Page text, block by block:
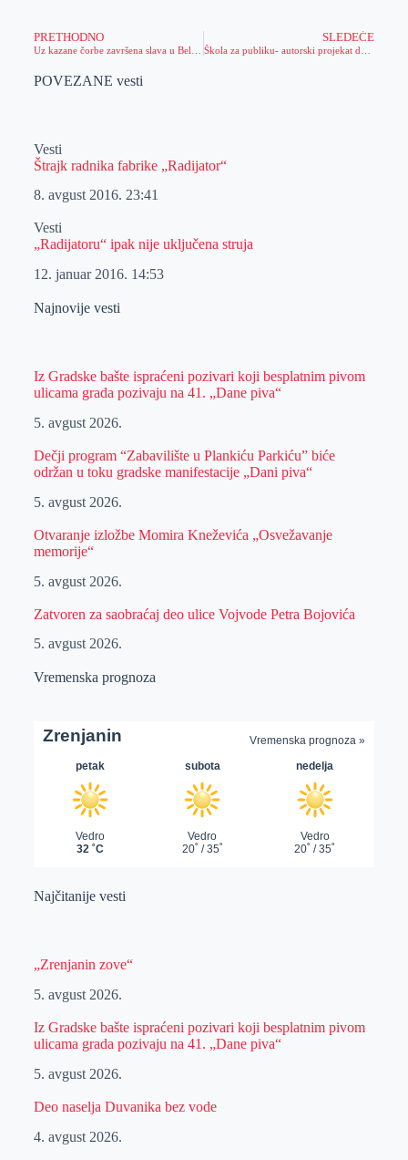
PRETHODNO SLEDEĆE
POVEZANE vesti
Vesti
Štrajk radnika fabrike „Radijator“
8. avgust 2016. 23:41
Vesti
„Radijatoru“ ipak nije uključena struja
12. januar 2016. 14:53
Najnovije vesti
Iz Gradske bašte ispraćeni pozivari koji besplatnim pivom
ulicama grada pozivaju na 41. „Dane piva“
5. avgust 2026.
Dečji program “Zabavilište u Plankiću Parkiću” biće
održan u toku gradske manifestacije „Dani piva“
5. avgust 2026.
Otvaranje izložbe Momira Kneževića „Osvežavanje
memorije“
5. avgust 2026.
Zatvoren za saobraćaj deo ulice Vojvode Petra Bojovića
5. avgust 2026.
Vremenska prognoza
Najčitanije vesti
„Zrenjanin zove“
5. avgust 2026.
Iz Gradske bašte ispraćeni pozivari koji besplatnim pivom
ulicama grada pozivaju na 41. „Dane piva“
5. avgust 2026.
Deo naselja Duvanika bez vode
4. avgust 2026.